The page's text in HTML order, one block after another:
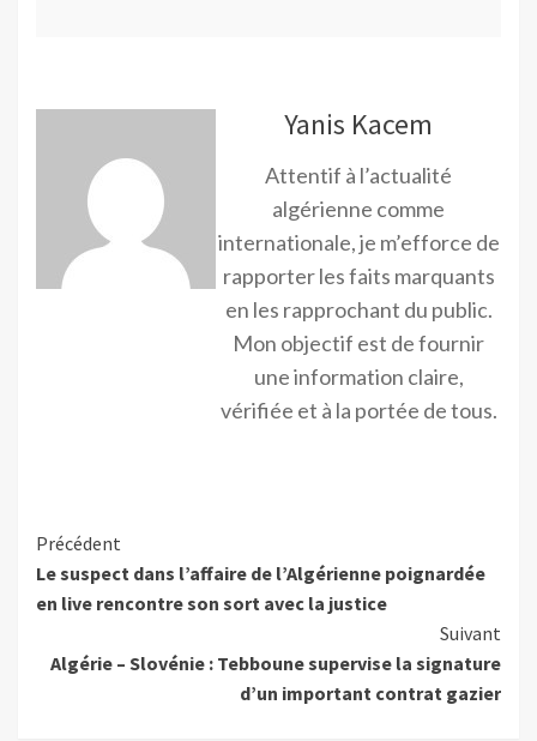
Yanis Kacem
Attentif à l’actualité
algérienne comme
internationale, je m’efforce de
rapporter les faits marquants
en les rapprochant du public.
Mon objectif est de fournir
une information claire,
vérifiée et à la portée de tous.
Précédent
Le suspect dans l’affaire de l’Algérienne poignardée
en live rencontre son sort avec la justice
Suivant
Algérie – Slovénie : Tebboune supervise la signature
d’un important contrat gazier